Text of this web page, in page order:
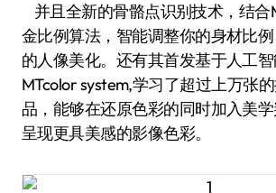
并且全新的骨骼点识别技术，结合
金比例算法，智能调整你的身材比
的人像美化。还有其首发基于人工
MTcolor system,学习了超过上万张
品，能够在还原色彩的同时加入美学
呈现更具美感的影像色彩。